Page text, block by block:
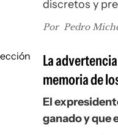
discretos y
las grandes
Por Pedro
La
memoria de
El
ganado y que